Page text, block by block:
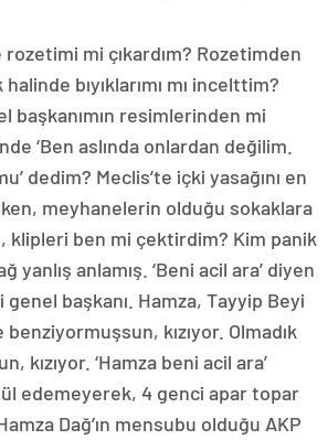
rozetimi mi çıkardım? Rozetimden
bıyıklarımı mı incelttim?
başkanımın resimlerinden mi
‘Ben aslında onlardan değilim.
dedim? Meclis’te içki yasağını en
meyhanelerin olduğu sokaklara
klipleri ben mi çektirdim? Kim panik
yanlış anlamış. ‘Beni acil ara’ diyen
başkanı. Hamza, Tayyip Beyi
kızıyor. Olmadık
kızıyor. ‘Hamza beni acil ara’
edemeyerek, 4 genci apar topar
Dağ’ın mensubu olduğu AKP